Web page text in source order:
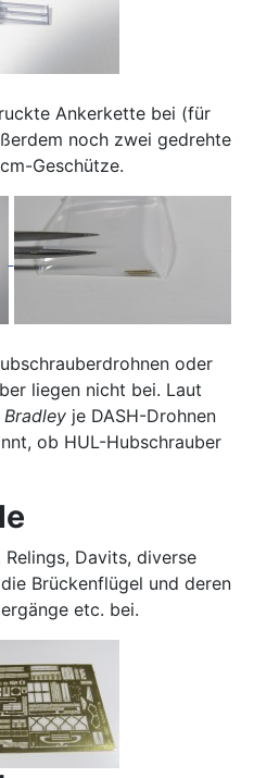
Ankerkette bei (für
noch zwei gedrehte
Geschütze.
oder
liegen nicht bei. Laut
Bradley je DASH-Drohnen
ob HUL-Hubschrauber
Davits, diverse
Brückenflügel und deren
etc. bei.